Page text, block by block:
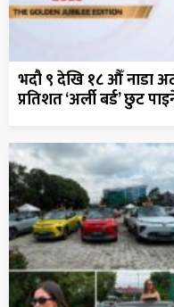
भदौ ९ देखि १८ औँ नाडा
प्रतिशत ‘अर्ली बर्ड’ छुट